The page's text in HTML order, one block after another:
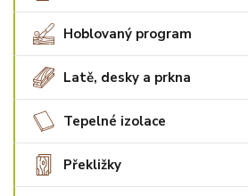
Hoblovaný program
Latě, desky a prkna
Tepelné izolace
Překližky